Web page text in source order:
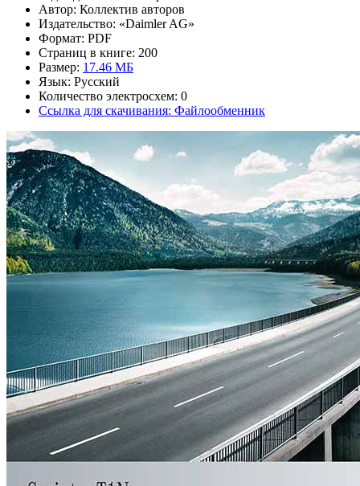
Автор: Коллектив авторов
Издательство: «Daimler AG»
Формат: PDF
Страниц в книге: 200
Размер: 17.46 МБ
Язык: Русский
Количество электросхем: 0
Ссылка для скачивания: Файлообменник